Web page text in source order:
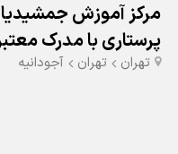
مرکز آموزش
پرستاری با مدرک
تهران تهران آجودانیه